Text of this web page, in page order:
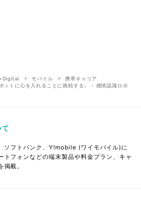
モバイル
携帯キャリア
ットに心を入れることに挑戦する」 - 感情認識ロボ
ソフトバンク、Y!mobile (ワイモバイル)に
トフォンなどの端末製品や料金プラン、キャ
載。